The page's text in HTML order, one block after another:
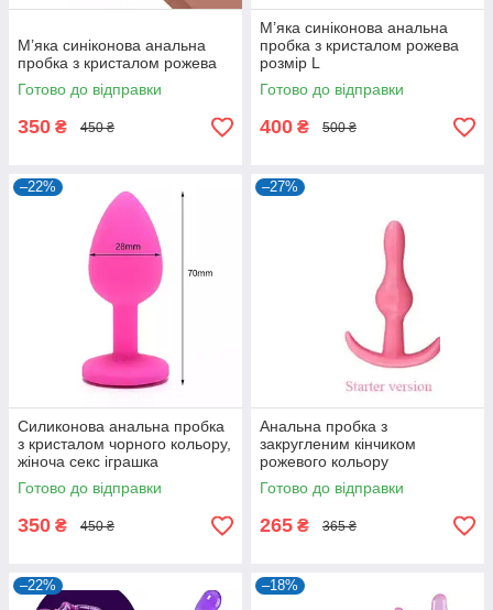
М’яка синіконова анальна
пробка з кристалом рожева
Готово до відправки
350 ₴ 450 ₴
М’яка синіконова анальна
пробка з кристалом рожева
розмір L
Готово до відправки
400 ₴ 500 ₴
–22%
Силиконова анальна пробка
з кристалом чорного кольору,
жіноча секс іграшка
Готово до відправки
350 ₴ 450 ₴
–27%
Анальна пробка з
закругленим кінчиком
рожевого кольору
Готово до відправки
265 ₴ 365 ₴
–22% –18%